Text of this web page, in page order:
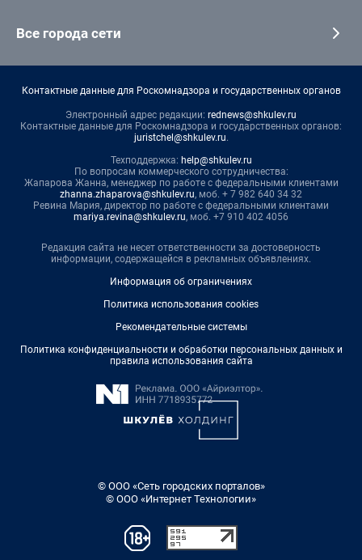
Все города сети
Контактные данные для Роскомнадзора и государственных органов
Электронный адрес редакции: rednews@shkulev.ru
Контактные данные для Роскомнадзора и государственных органов:
juristchel@shkulev.ru.
Техподдержка: help@shkulev.ru
По вопросам коммерческого сотрудничества:
Жапарова Жанна, менеджер по работе с федеральными клиентами
zhanna.zhaparova@shkulev.ru, моб. + 7 982 640 34 32
Ревина Мария, директор по работе с федеральными клиентами
mariya.revina@shkulev.ru, моб. +7 910 402 4056
Редакция сайта не несет ответственности за достоверность
информации, содержащейся в рекламных объявлениях.
Информация об ограничениях
Политика использования cookies
Рекомендательные системы
Политика конфиденциальности и обработки персональных данных и
правила использования сайта
© ООО «Сеть городских порталов»
© ООО «Интернет Технологии»